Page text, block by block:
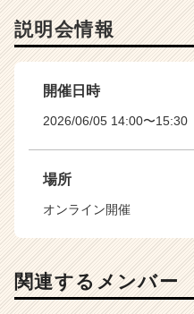
説明会情報
開催日時
2026/06/05 14:00〜15:30
場所
オンライン開催
関連するメンバー